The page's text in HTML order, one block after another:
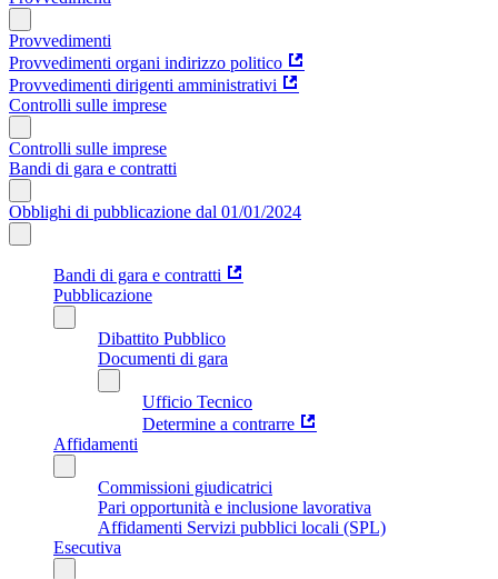
Provvedimenti
Provvedimenti organi indirizzo politico
Provvedimenti dirigenti amministrativi
Controlli sulle imprese
Controlli sulle imprese
Bandi di gara e contratti
Obblighi di pubblicazione dal 01/01/2024
Bandi di gara e contratti
Pubblicazione
Dibattito Pubblico
Documenti di gara
Ufficio Tecnico
Determine a contrarre
Affidamenti
Commissioni giudicatrici
Pari opportunità e inclusione lavorativa
Affidamenti Servizi pubblici locali (SPL)
Esecutiva